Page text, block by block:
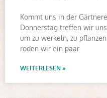
Kommt uns in der
Donnerstag treffen wir
um zu werkeln, zu
roden wir ein paar
WEITERLESEN »